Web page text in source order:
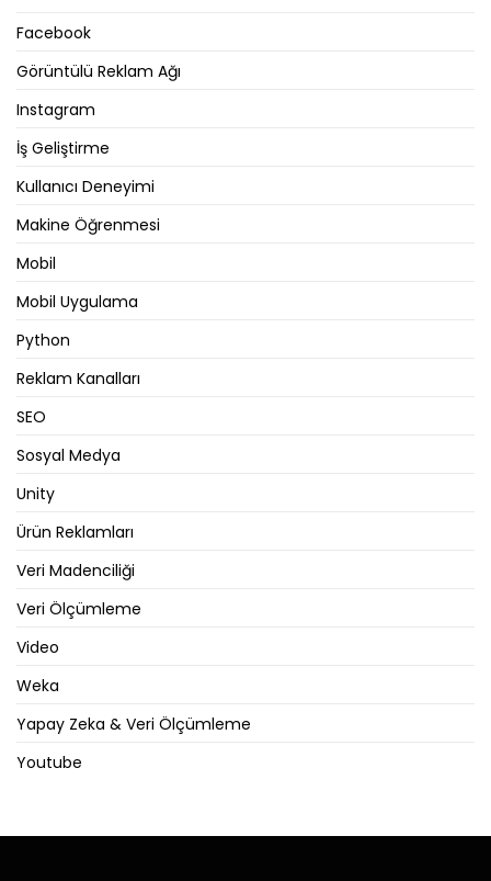
Facebook
Görüntülü Reklam Ağı
Instagram
İş Geliştirme
Kullanıcı Deneyimi
Makine Öğrenmesi
Mobil
Mobil Uygulama
Python
Reklam Kanalları
SEO
Sosyal Medya
Unity
Ürün Reklamları
Veri Madenciliği
Veri Ölçümleme
Video
Weka
Yapay Zeka & Veri Ölçümleme
Youtube